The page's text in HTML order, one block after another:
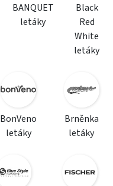
BANQUET
letáky
Black
Red
White
letáky
BonVeno
letáky
Brněnka
letáky